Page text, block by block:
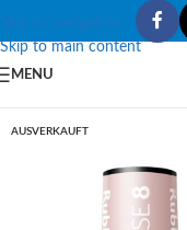
Skip to navigation
Skip to main content
MENU
AUSVERKAUFT